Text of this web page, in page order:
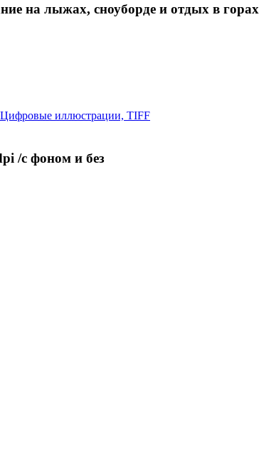
на лыжах, сноуборде и отдых в горах
/с фоном и без